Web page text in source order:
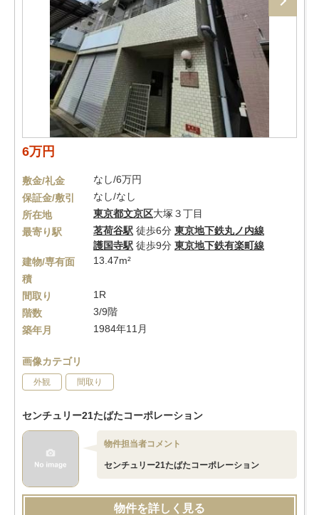
6万円
敷金/礼金
なし/6万円
保証金/敷引
なし/なし
所在地
東京都文京区大塚３丁目
最寄り駅
茗荷谷駅 徒歩6分 東京地下鉄丸ノ内線
護国寺駅 徒歩9分 東京地下鉄有楽町線
建物/専有面
積
13.47m²
間取り
1R
階数
3/9階
築年月
1984年11月
画像カテゴリ
外観 間取り
センチュリー21たばたコーポレーション
物件担当者コメント
センチュリー21たばたコーポレーション
物件を詳しく見る